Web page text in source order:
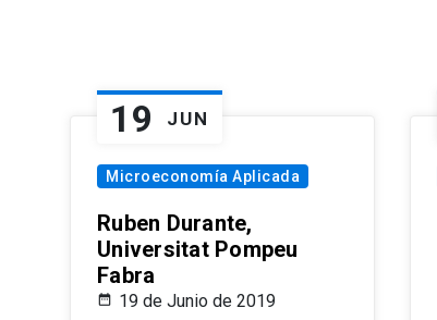
19 JUN
Microeconomía Aplicada
Ruben Durante,
Universitat Pompeu
Fabra
19 de Junio de 2019